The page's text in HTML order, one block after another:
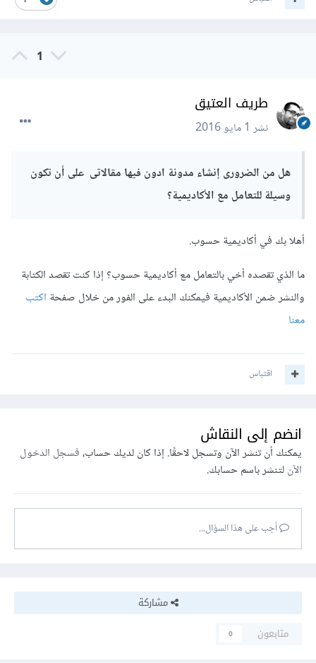
1
طريف العتيق
نشر1 مايو 2016
هل من الضرورى إنشاء مدونة ادون فيها مقالاتى على أن تكون
وسيلة للتعامل مع الأكاديمية؟
أهلا بك في أكاديمية حسوب.
ما الذي تقصده أخي بالتعامل مع أكاديمية حسوب؟ إذا كنت تقصد الكتابة
والنشر ضمن الأكاديمية فيمكنك البدء على الفور من خلال صفحةاكتب
معنا
اقتباس
انضم إلى النقاش
يمكنك أن تنشر الآن وتسجل لاحقًا. إذا كان لديك حساب،فسجل الدخول
الآنلتنشر باسم حسابك.
أجب على هذا السؤال...
مشاركة
متابعون
0